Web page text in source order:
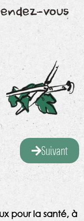
vous
Suivant
pour la santé, à